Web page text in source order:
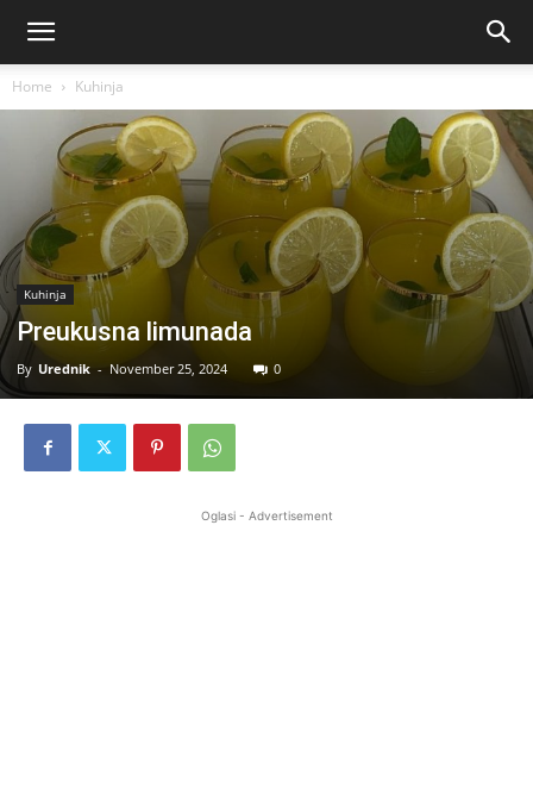
Home Kuhinja
Kuhinja
Preukusna limunada
By Urednik - November 25, 2024 0
Oglasi - Advertisement